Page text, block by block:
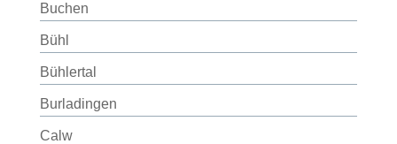
Buchen
Bühl
Bühlertal
Burladingen
Calw